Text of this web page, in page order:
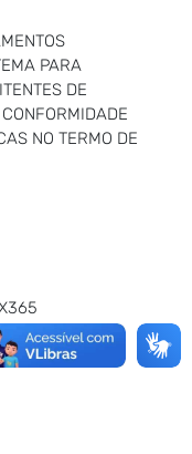
PARA
DE
NO TERMO DE